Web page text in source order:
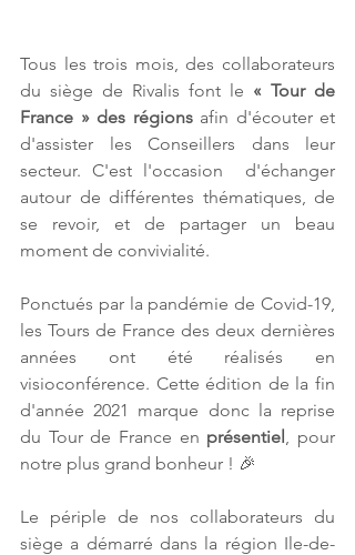
Tous les trois mois, des collaborateurs
du siège de Rivalis font le « Tour de
France » des régions afin d'écouter et
d'assister les Conseillers dans leur
secteur. C'est l'occasion  d'échanger
autour de différentes thématiques, de
se revoir, et de partager un beau
moment de convivialité.
Ponctués par la pandémie de Covid-19,
les Tours de France des deux dernières
années ont été réalisés en
visioconférence. Cette édition de la fin
d'année 2021 marque donc la reprise
du Tour de France en présentiel, pour
notre plus grand bonheur ! 🎉
Le périple de nos collaborateurs du
siège a démarré dans la région Ile-de-